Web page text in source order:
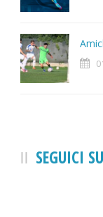
SEGUICI